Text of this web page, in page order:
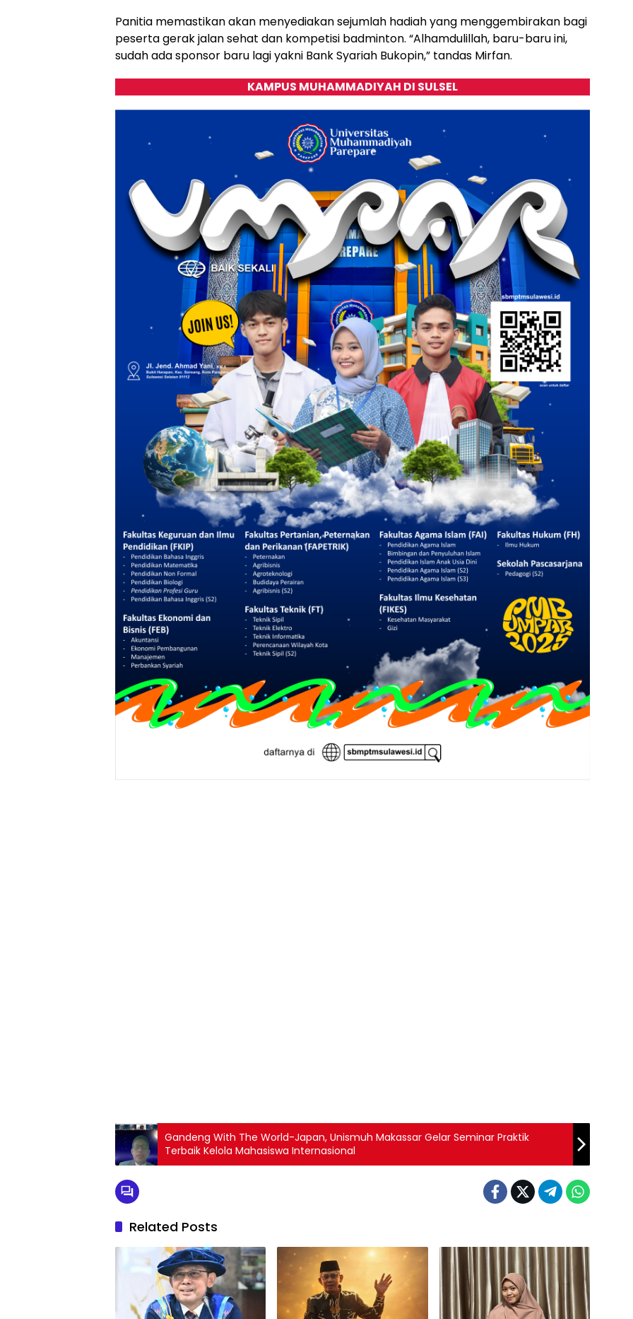
Panitia memastikan akan menyediakan sejumlah hadiah yang menggembirakan bagi
peserta gerak jalan sehat dan kompetisi badminton. “Alhamdulillah, baru-baru ini,
sudah ada sponsor baru lagi yakni Bank Syariah Bukopin,” tandas Mirfan.
KAMPUS MUHAMMADIYAH DI SULSEL
Gandeng With The World-Japan, Unismuh Makassar Gelar Seminar Praktik
Terbaik Kelola Mahasiswa Internasional
Related Posts